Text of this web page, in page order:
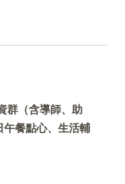
群（含導師、助
午餐點心、生活輔